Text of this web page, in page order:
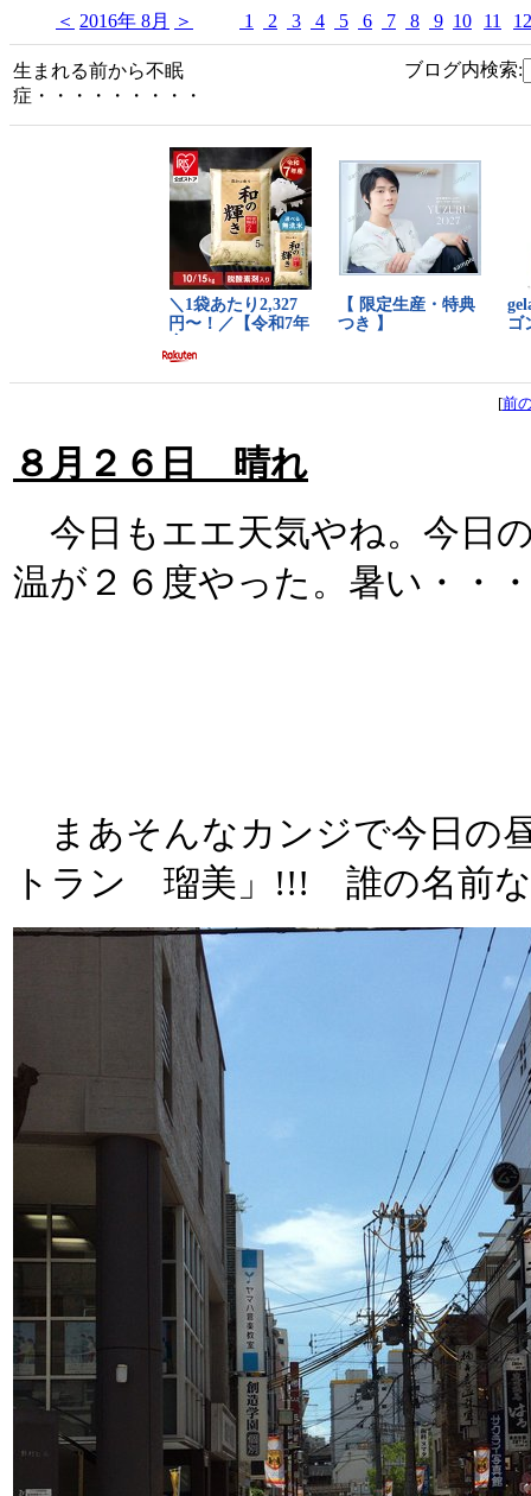
＜ 2016年 8月 ＞ 1 2 3 4 5 6 7 8 9 10 11 12
生まれる前から不眠
症・・・・・・・・・
ブログ内検索:
[前
８月２６日 晴れ
今日もエエ天気やね。今日
温が２６度やった。暑い・・
まあそんなカンジで今日の
トラン 瑠美」!!! 誰の名前な